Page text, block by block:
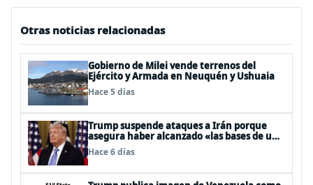
Otras noticias relacionadas
Gobierno de Milei vende terrenos del
Ejército y Armada en Neuquén y Ushuaia
Hace 5 días
Trump suspende ataques a Irán porque
asegura haber alcanzado «las bases de un
acuerdo»
Hace 6 días